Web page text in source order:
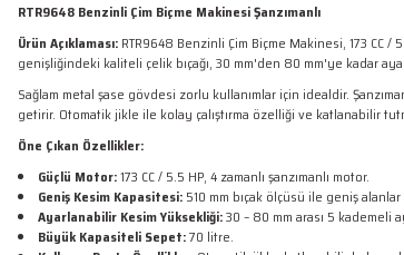
RTR9648 Benzinli Çim Biçme Makinesi Şanzımanlı
Ürün Açıklaması: RTR9648 Benzinli Çim Biçme Makinesi, 173 CC
genişliğindeki kaliteli çelik bıçağı, 30 mm'den 80 mm'ye kadar
Sağlam metal şase gövdesi zorlu kullanımlar için idealdir.
getirir. Otomatik jikle ile kolay çalıştırma özelliği ve katlanabilir
Öne Çıkan Özellikler:
Güçlü Motor:173 CC / 5.5 HP, 4 zamanlı şanzımanlı motor.
Geniş Kesim Kapasitesi: 510 mm bıçak ölçüsü ile geniş
Ayarlanabilir Kesim Yüksekliği:30 – 80 mm arası 5 kademeli
Büyük Kapasiteli Sepet:70 litre.